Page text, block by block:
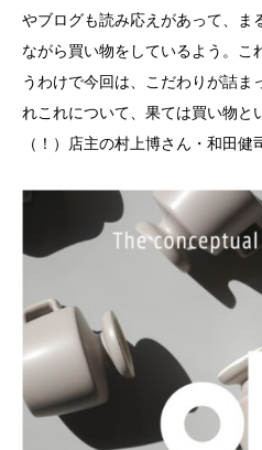
やブログも読み応えがあって、ま
ながら買い物をしているよう。こ
うわけで今回は、こだわりが詰ま
れこれについて、果ては買い物
（！）店主の村上博さん・和田健